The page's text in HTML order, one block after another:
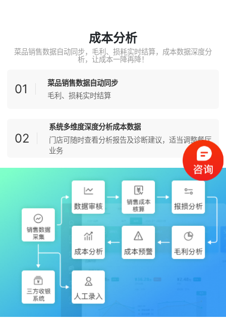
成本分析
菜品销售数据自动同步，毛利、损耗实时结算，成本数据深度分
析，让成本一降再降！
01
菜品销售数据自动同步
毛利、损耗实时结算
02
系统多维度深度分析成本数据
门店可随时查看分析报告及诊断建议，适当调整餐厅
业务